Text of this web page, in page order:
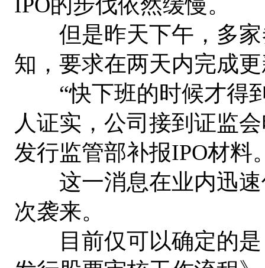
但是昨天下午，多家
知，要求在两天内完成
“快下班的时候才得到
人证实，公司接到证监
发行监管部补报IPO材料
这一消息在业内迅速
次袭来。
目前仅可以确定的是